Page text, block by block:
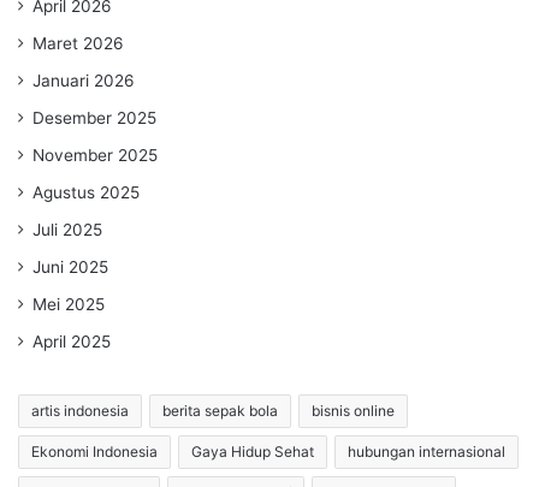
April 2026
Maret 2026
Januari 2026
Desember 2025
November 2025
Agustus 2025
Juli 2025
Juni 2025
Mei 2025
April 2025
artis indonesia berita sepak bola bisnis online
Ekonomi Indonesia Gaya Hidup Sehat hubungan internasional